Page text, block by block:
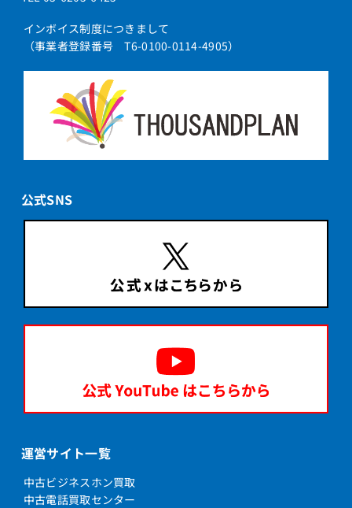
インボイス制度につきまして
（事業者登録番号 T6-0100-0114-4905）
公式SNS
運営サイト一覧
中古ビジネスホン買取
中古電話買取センター